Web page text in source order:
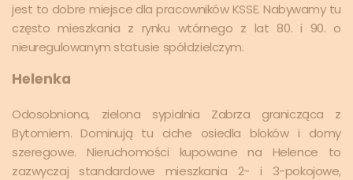
jest to dobre miejsce dla pracowników KSSE. Nabywamy tu
często mieszkania z rynku wtórnego z lat 80. i 90. o
nieuregulowanym statusie spółdzielczym.
Helenka
Odosobniona, zielona sypialnia Zabrza granicząca z
Bytomiem. Dominują tu ciche osiedla bloków i domy
szeregowe. Nieruchomości kupowane na Helence to
zazwyczaj standardowe mieszkania 2- i 3-pokojowe,